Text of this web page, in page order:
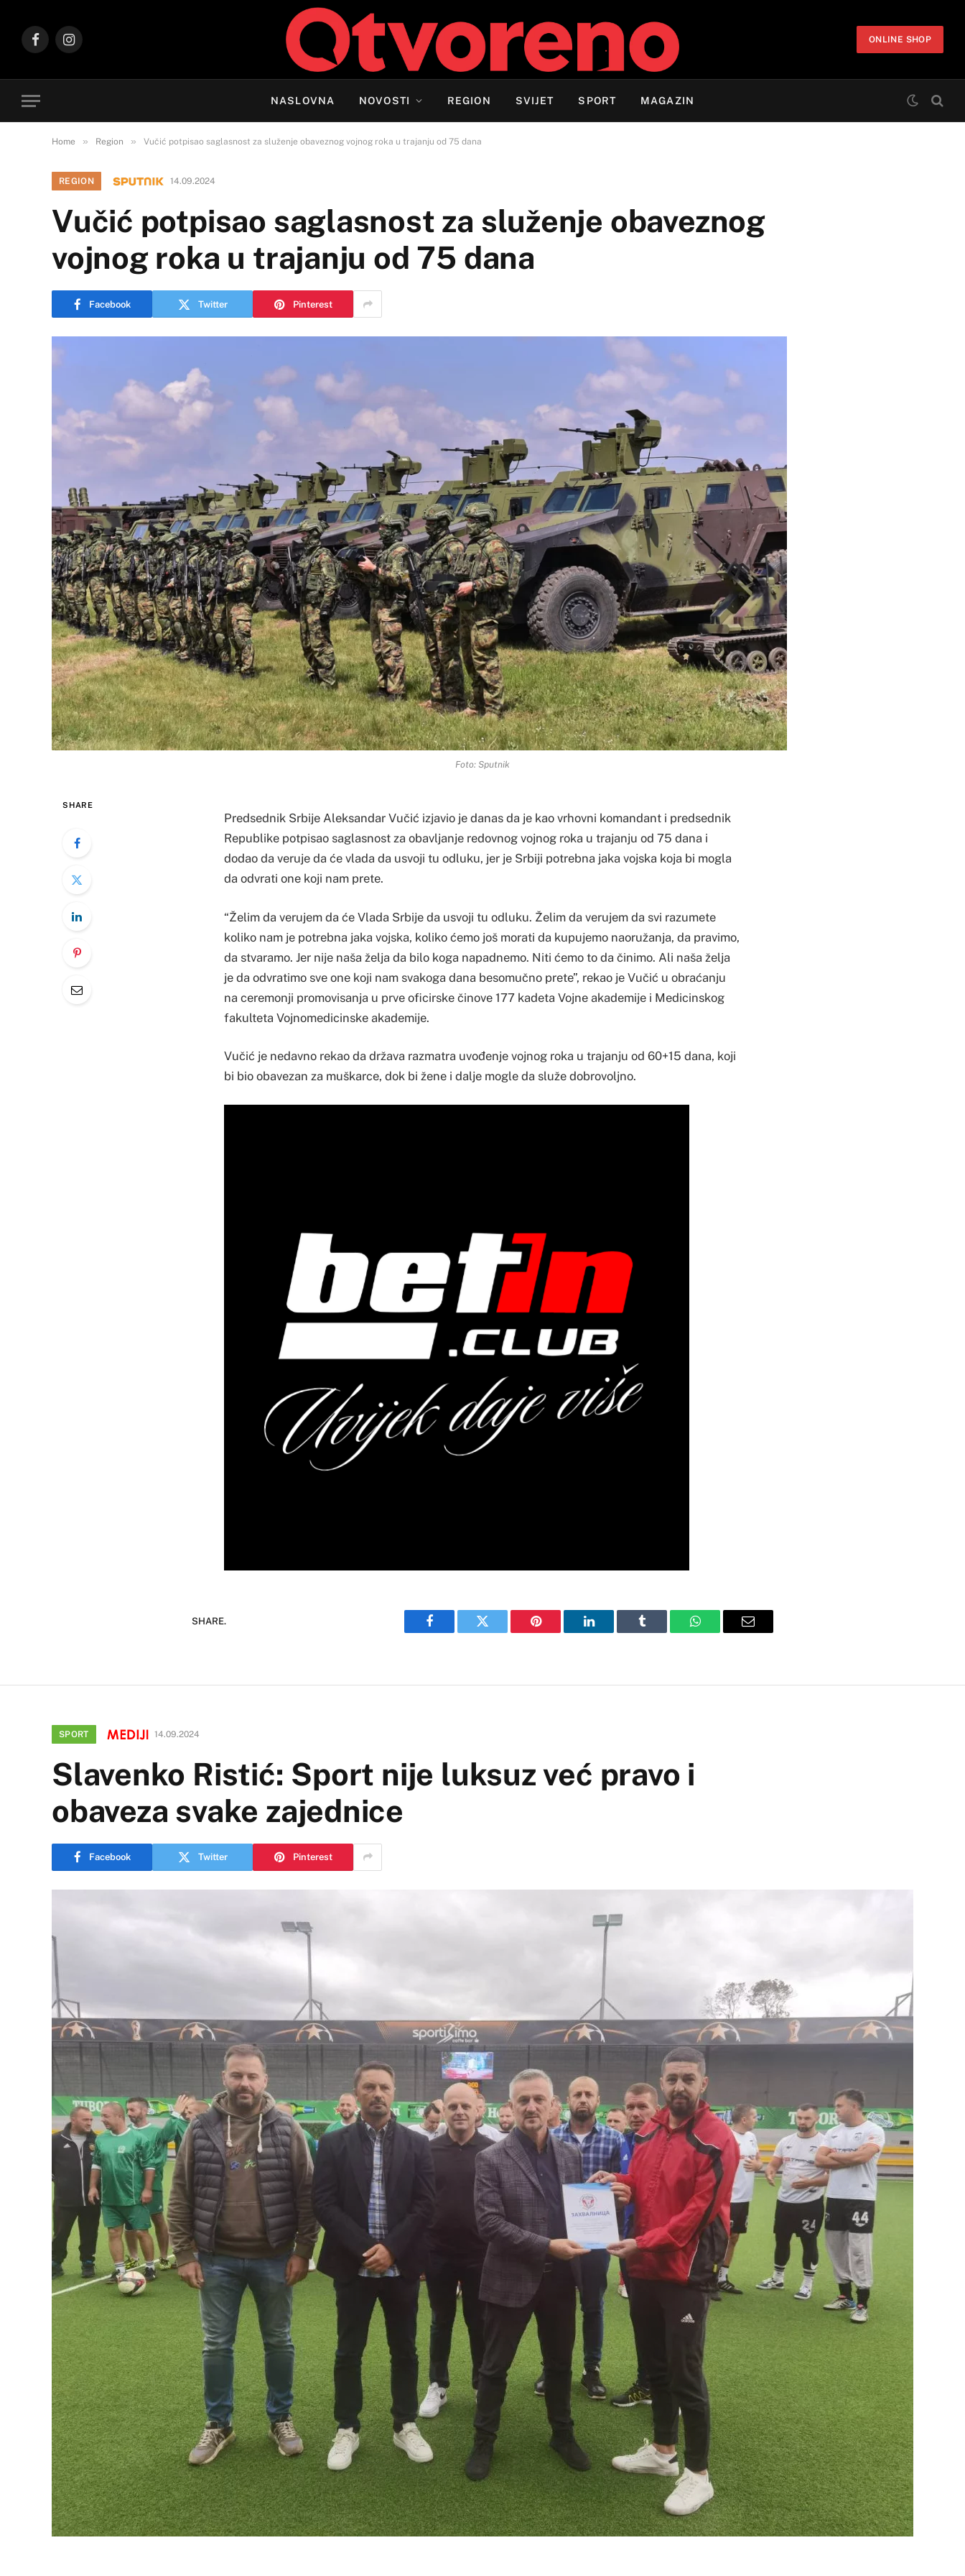
FacebookInstagram
ONLINE SHOP
NASLOVNA NOVOSTI REGION SVIJET SPORT MAGAZIN
Home » Region » Vučić potpisao saglasnost za služenje obaveznog vojnog roka u trajanju od 75 dana
REGION 14.09.2024
Vučić potpisao saglasnost za služenje obaveznog
vojnog roka u trajanju od 75 dana
Facebook Twitter Pinterest
Foto: Sputnik
SHARE
Predsednik Srbije Aleksandar Vučić izjavio je danas da je kao vrhovni komandant i predsednik
Republike potpisao saglasnost za obavljanje redovnog vojnog roka u trajanju od 75 dana i
dodao da veruje da će vlada da usvoji tu odluku, jer je Srbiji potrebna jaka vojska koja bi mogla
da odvrati one koji nam prete.
“Želim da verujem da će Vlada Srbije da usvoji tu odluku. Želim da verujem da svi razumete
koliko nam je potrebna jaka vojska, koliko ćemo još morati da kupujemo naoružanja, da pravimo,
da stvaramo. Jer nije naša želja da bilo koga napadnemo. Niti ćemo to da činimo. Ali naša želja
je da odvratimo sve one koji nam svakoga dana besomučno prete”, rekao je Vučić u obraćanju
na ceremonji promovisanja u prve oficirske činove 177 kadeta Vojne akademije i Medicinskog
fakulteta Vojnomedicinske akademije.
Vučić je nedavno rekao da država razmatra uvođenje vojnog roka u trajanju od 60+15 dana, koji
bi bio obavezan za muškarce, dok bi žene i dalje mogle da služe dobrovoljno.
SHARE.
Facebook Twitter Pinterest LinkedIn Tumblr WhatsAppEmail
SPORT 14.09.2024
Slavenko Ristić: Sport nije luksuz već pravo i
obaveza svake zajednice
Facebook Twitter Pinterest